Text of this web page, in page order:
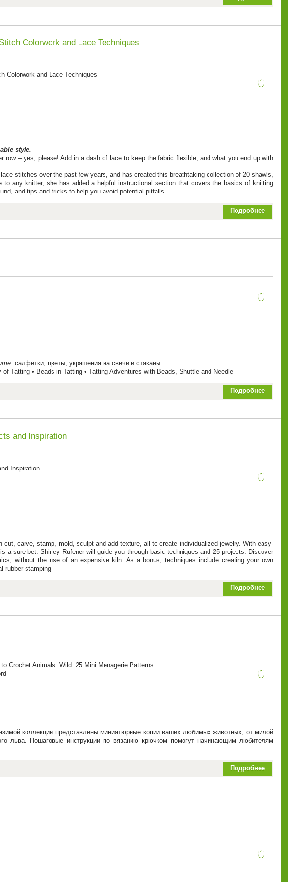
Colorwork and Lace Techniques
0
Colorwork and Lace Techniques
style.
– yes, please! Add in a dash of lace to keep the fabric flexible, and what you end up with
stitches over the past few years, and has created this breathtaking collection of 20 shawls,
any knitter, she has added a helpful instructional section that covers the basics of knitting
and tips and tricks to help you avoid potential pitfalls.
Подробнее
0
: салфетки, цветы, украшения на свечи и стаканы
Tatting • Beads in Tatting • Tatting Adventures with Beads, Shuttle and Needle
Подробнее
and Inspiration
0
Inspiration
carve, stamp, mold, sculpt and add texture, all to create individualized jewelry. With easy-
sure bet. Shirley Rufener will guide you through basic techniques and 25 projects. Discover
without the use of an expensive kiln. As a bonus, techniques include creating your own
rubber-stamping.
Подробнее
0
to Crochet Animals: Wild: 25 Mini Menagerie Patterns
коллекции представлены миниатюрные копии ваших любимых животных, от милой
льва. Пошаговые инструкции по вязанию крючком помогут начинающим любителям
Подробнее
0